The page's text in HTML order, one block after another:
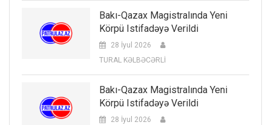
Bakı-Qazax Magistralında Yeni
Körpü Istifadəyə Verildi
28 İyul 2026
TURAL KƏLBƏCƏRLİ
Bakı-Qazax Magistralında Yeni
Körpü Istifadəyə Verildi
28 İyul 2026